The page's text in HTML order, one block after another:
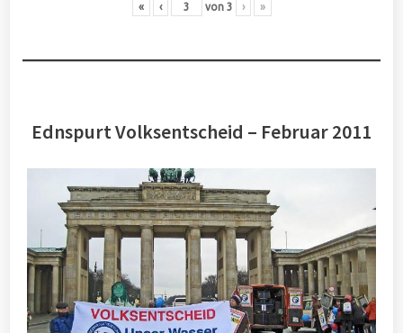
« ‹ von 3 › »
Ednspurt Volksentscheid – Februar 2011